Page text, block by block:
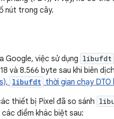
nút trong cây.
Google, việc sử dụng libufdt
và 8.566 byte sau khi biên
libufdt thời gian chạy DTO
thiết bị Pixel đã so sánh
điểm khác biệt sau: